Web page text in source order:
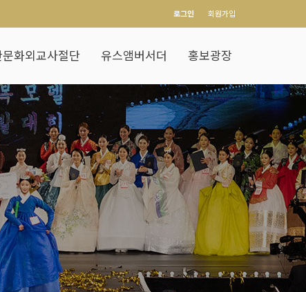
회원가입
로그인
문화외교사절단 유스앰버서더 홍보광장